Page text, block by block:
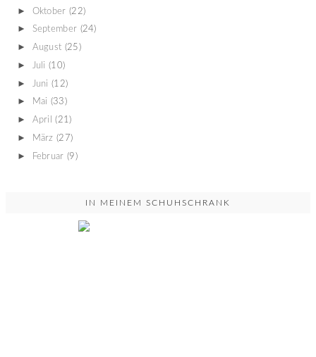
► Oktober (22)
► September (24)
► August (25)
► Juli (10)
► Juni (12)
► Mai (33)
► April (21)
► März (27)
► Februar (9)
IN MEINEM SCHUHSCHRANK